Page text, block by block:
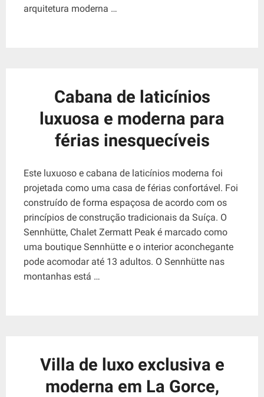
arquitetura moderna …
Cabana de laticínios
luxuosa e moderna para
férias inesquecíveis
Este luxuoso e cabana de laticínios moderna foi
projetada como uma casa de férias confortável. Foi
construído de forma espaçosa de acordo com os
princípios de construção tradicionais da Suíça. O
Sennhütte, Chalet Zermatt Peak é marcado como
uma boutique Sennhütte e o interior aconchegante
pode acomodar até 13 adultos. O Sennhütte nas
montanhas está …
Villa de luxo exclusiva e
moderna em La Gorce,